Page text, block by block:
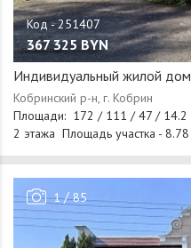
367 325 BYN
Индивидуальный жилой дом
1/85